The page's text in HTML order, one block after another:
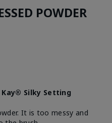
POWDER
Silky Setting
It is too messy and